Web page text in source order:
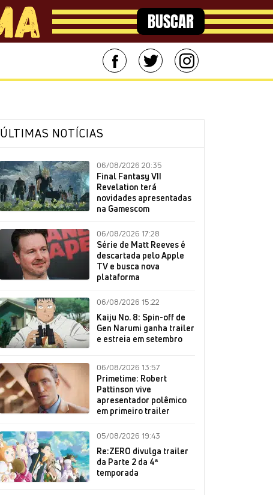
BUSCAR
ÚLTIMAS NOTÍCIAS
06/08/2026 20:35
Final Fantasy VII
Revelation terá
novidades apresentadas
na Gamescom
06/08/2026 17:28
Série de Matt Reeves é
descartada pelo Apple
TV e busca nova
plataforma
06/08/2026 15:22
Kaiju No. 8: Spin-off de
Gen Narumi ganha trailer
e estreia em setembro
06/08/2026 13:57
Primetime: Robert
Pattinson vive
apresentador polêmico
em primeiro trailer
05/08/2026 19:43
Re:ZERO divulga trailer
da Parte 2 da 4ª
temporada